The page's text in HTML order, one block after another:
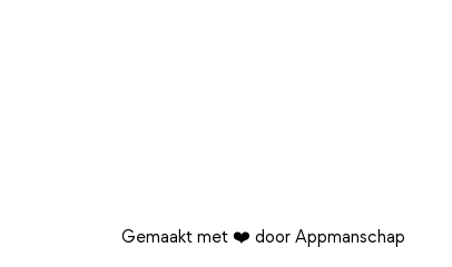
Gemaakt met ❤️ door Appmanschap